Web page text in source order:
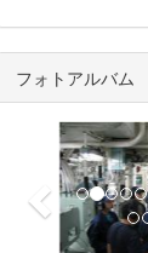
フォトアルバム
e